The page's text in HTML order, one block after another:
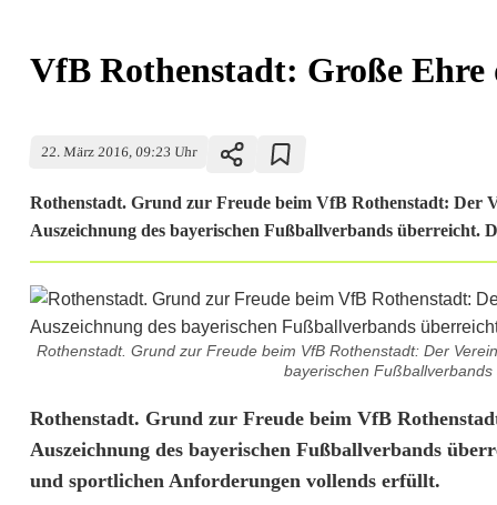
VfB Rothenstadt: Große
22. März 2016, 09:23 Uhr
Rothenstadt. Grund zur Freude beim VfB Rothenstadt: Der
Auszeichnung des bayerischen Fußballverbands überreicht.
Rothenstadt. Grund zur Freude beim VfB Rothenstadt: Der
bayerischen
V
f
Rothenstadt. Grund zur Freude beim VfB
Auszeichnung des bayerischen Fußballverbands
und sportlichen Anforderungen vollends erfüllt.